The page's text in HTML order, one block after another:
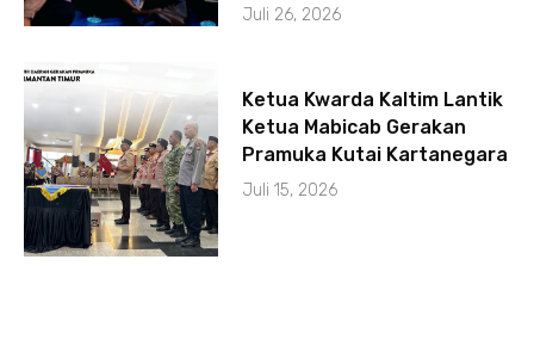
Juli 26, 2026
Ketua Kwarda Kaltim Lantik
Ketua Mabicab Gerakan
Pramuka Kutai Kartanegara
Juli 15, 2026